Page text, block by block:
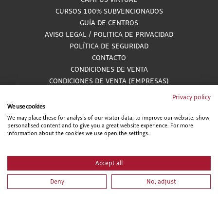
CURSOS 100% SUBVENCIONADOS
GUÍA DE CENTROS
AVISO LEGAL / POLITICA DE PRIVACIDAD
POLÍTICA DE SEGURIDAD
CONTACTO
CONDICIONES DE VENTA
CONDICIONES DE VENTA (EMPRESAS)
900 81 33 55
Teléfono gratuito atendido por asesores especializados L-V 8:00 - 15:00
Privacy policy
We use cookies
We may place these for analysis of our visitor data, to improve our website, show
personalised content and to give you a great website experience. For more
information about the cookies we use open the settings.
Accept all
Deny No, adjust